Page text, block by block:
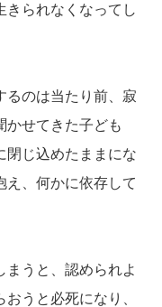
きられなくなってし
るのは当たり前、寂
かせてきた子ども
閉じ込めたままにな
え、何かに依存して
まうと、認められよ
うと必死になり、